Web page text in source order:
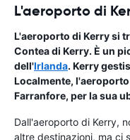
L'aeroporto di
L'aeroporto di Kerry si
Contea di Kerry. È un
dell'Irlanda. Kerry
Localmente,
Farranfore, per la sua
Dall'aeroporto di Kerry,
altre destinazioni, ma ci